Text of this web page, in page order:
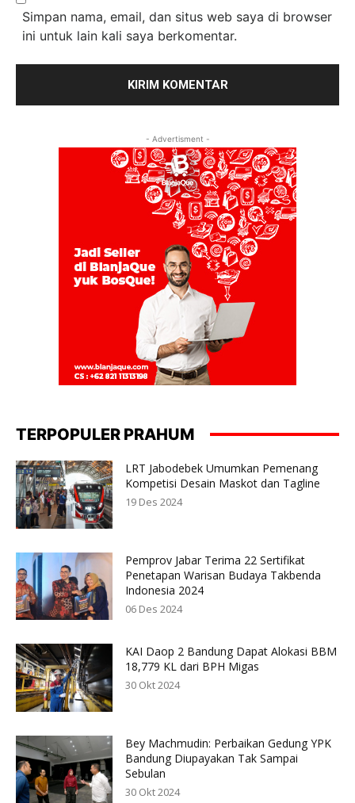
Simpan nama, email, dan situs web saya di browser
ini untuk lain kali saya berkomentar.
- Advertisment -
TERPOPULER PRAHUM
LRT Jabodebek Umumkan Pemenang
Kompetisi Desain Maskot dan Tagline
19 Des 2024
Pemprov Jabar Terima 22 Sertifikat
Penetapan Warisan Budaya Takbenda
Indonesia 2024
06 Des 2024
KAI Daop 2 Bandung Dapat Alokasi BBM
18,779 KL dari BPH Migas
30 Okt 2024
Bey Machmudin: Perbaikan Gedung YPK
Bandung Diupayakan Tak Sampai
Sebulan
30 Okt 2024